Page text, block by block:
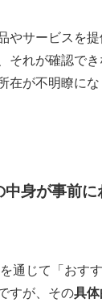
やサービスを
それが確認で
在が不明瞭に
中身が事前に
通じて「おす
すが、その具